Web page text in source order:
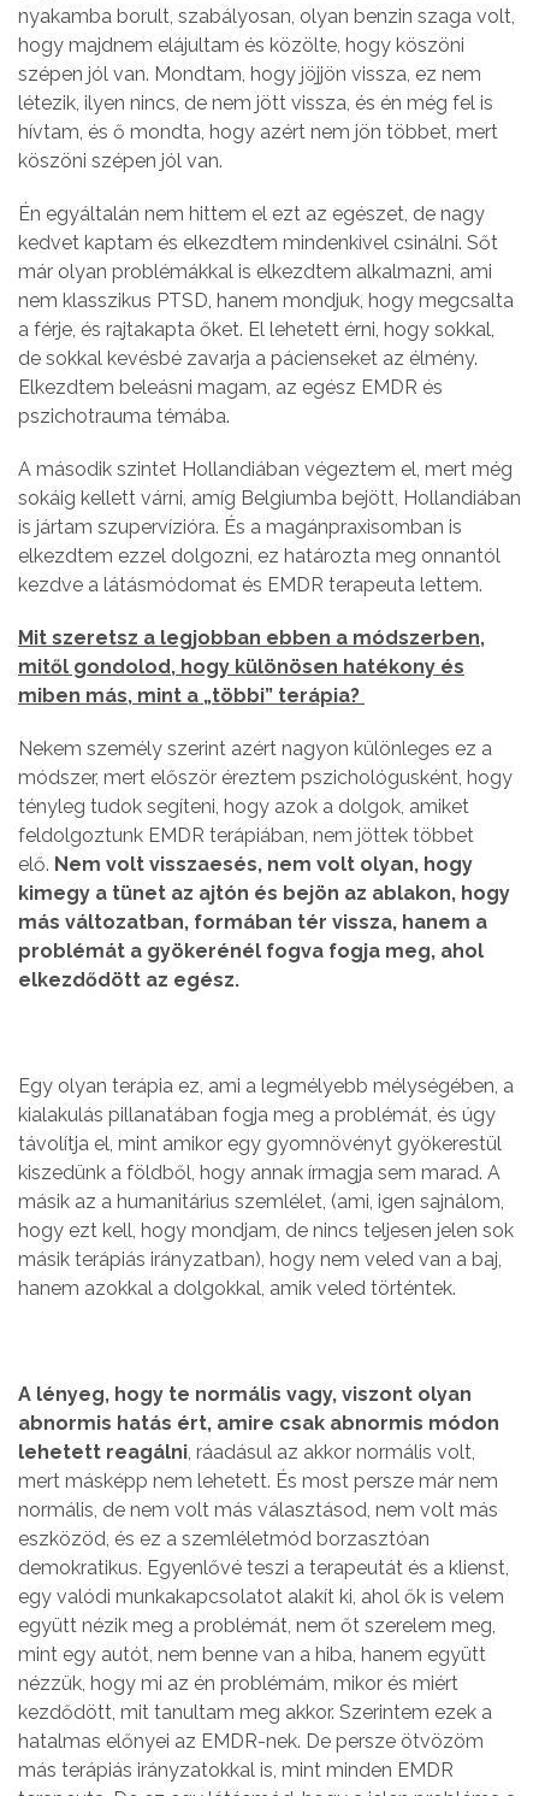
nyakamba borult, szabályosan, olyan benzin szaga volt,
hogy majdnem elájultam és közölte, hogy köszöni
szépen jól van. Mondtam, hogy jöjjön vissza, ez nem
létezik, ilyen nincs, de nem jött vissza, és én még fel is
hívtam, és ő mondta, hogy azért nem jön többet, mert
köszöni szépen jól van.
Én egyáltalán nem hittem el ezt az egészet, de nagy
kedvet kaptam és elkezdtem mindenkivel csinálni. Sőt
már olyan problémákkal is elkezdtem alkalmazni, ami
nem klasszikus PTSD, hanem mondjuk, hogy megcsalta
a férje, és rajtakapta őket. El lehetett érni, hogy sokkal,
de sokkal kevésbé zavarja a pácienseket az élmény.
Elkezdtem beleásni magam, az egész EMDR és
pszichotrauma témába.
A második szintet Hollandiában végeztem el, mert még
sokáig kellett várni, amíg Belgiumba bejött, Hollandiában
is jártam szupervízióra. És a magánpraxisomban is
elkezdtem ezzel dolgozni, ez határozta meg onnantól
kezdve a látásmódomat és EMDR terapeuta lettem.
Mit szeretsz a legjobban ebben a módszerben,
mitől gondolod, hogy különösen hatékony és
miben más, mint a „többi” terápia?
Nekem személy szerint azért nagyon különleges ez a
módszer, mert először éreztem pszichológusként, hogy
tényleg tudok segíteni, hogy azok a dolgok, amiket
feldolgoztunk EMDR terápiában, nem jöttek többet
elő. Nem volt visszaesés, nem volt olyan, hogy
kimegy a tünet az ajtón és bejön az ablakon, hogy
más változatban, formában tér vissza, hanem a
problémát a gyökerénél fogva fogja meg, ahol
elkezdődött az egész.
Egy olyan terápia ez, ami a legmélyebb mélységében, a
kialakulás pillanatában fogja meg a problémát, és úgy
távolítja el, mint amikor egy gyomnövényt gyökerestül
kiszedünk a földből, hogy annak írmagja sem marad. A
másik az a humanitárius szemlélet, (ami, igen sajnálom,
hogy ezt kell, hogy mondjam, de nincs teljesen jelen sok
másik terápiás irányzatban), hogy nem veled van a baj,
hanem azokkal a dolgokkal, amik veled történtek.
A lényeg, hogy te normális vagy, viszont olyan
abnormis hatás ért, amire csak abnormis módon
lehetett reagálni, ráadásul az akkor normális volt,
mert másképp nem lehetett. És most persze már nem
normális, de nem volt más választásod, nem volt más
eszközöd, és ez a szemléletmód borzasztóan
demokratikus. Egyenlővé teszi a terapeutát és a klienst,
egy valódi munkakapcsolatot alakít ki, ahol ők is velem
együtt nézik meg a problémát, nem őt szerelem meg,
mint egy autót, nem benne van a hiba, hanem együtt
nézzük, hogy mi az én problémám, mikor és miért
kezdődött, mit tanultam meg akkor. Szerintem ezek a
hatalmas előnyei az EMDR-nek. De persze ötvözöm
más terápiás irányzatokkal is, mint minden EMDR